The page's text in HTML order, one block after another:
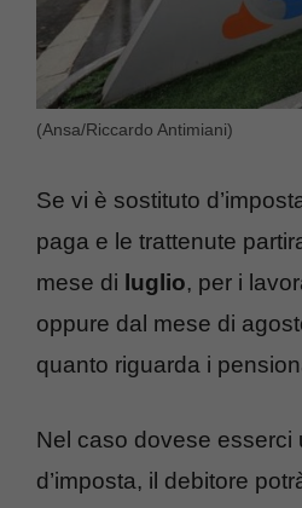
(Ansa/Riccardo Antimiani)
Se vi è sostituto
paga e le trattenute
mese di luglio, per i
oppure dal mese di
quanto riguarda i
Nel caso dovese esserci
d’imposta, il debitore